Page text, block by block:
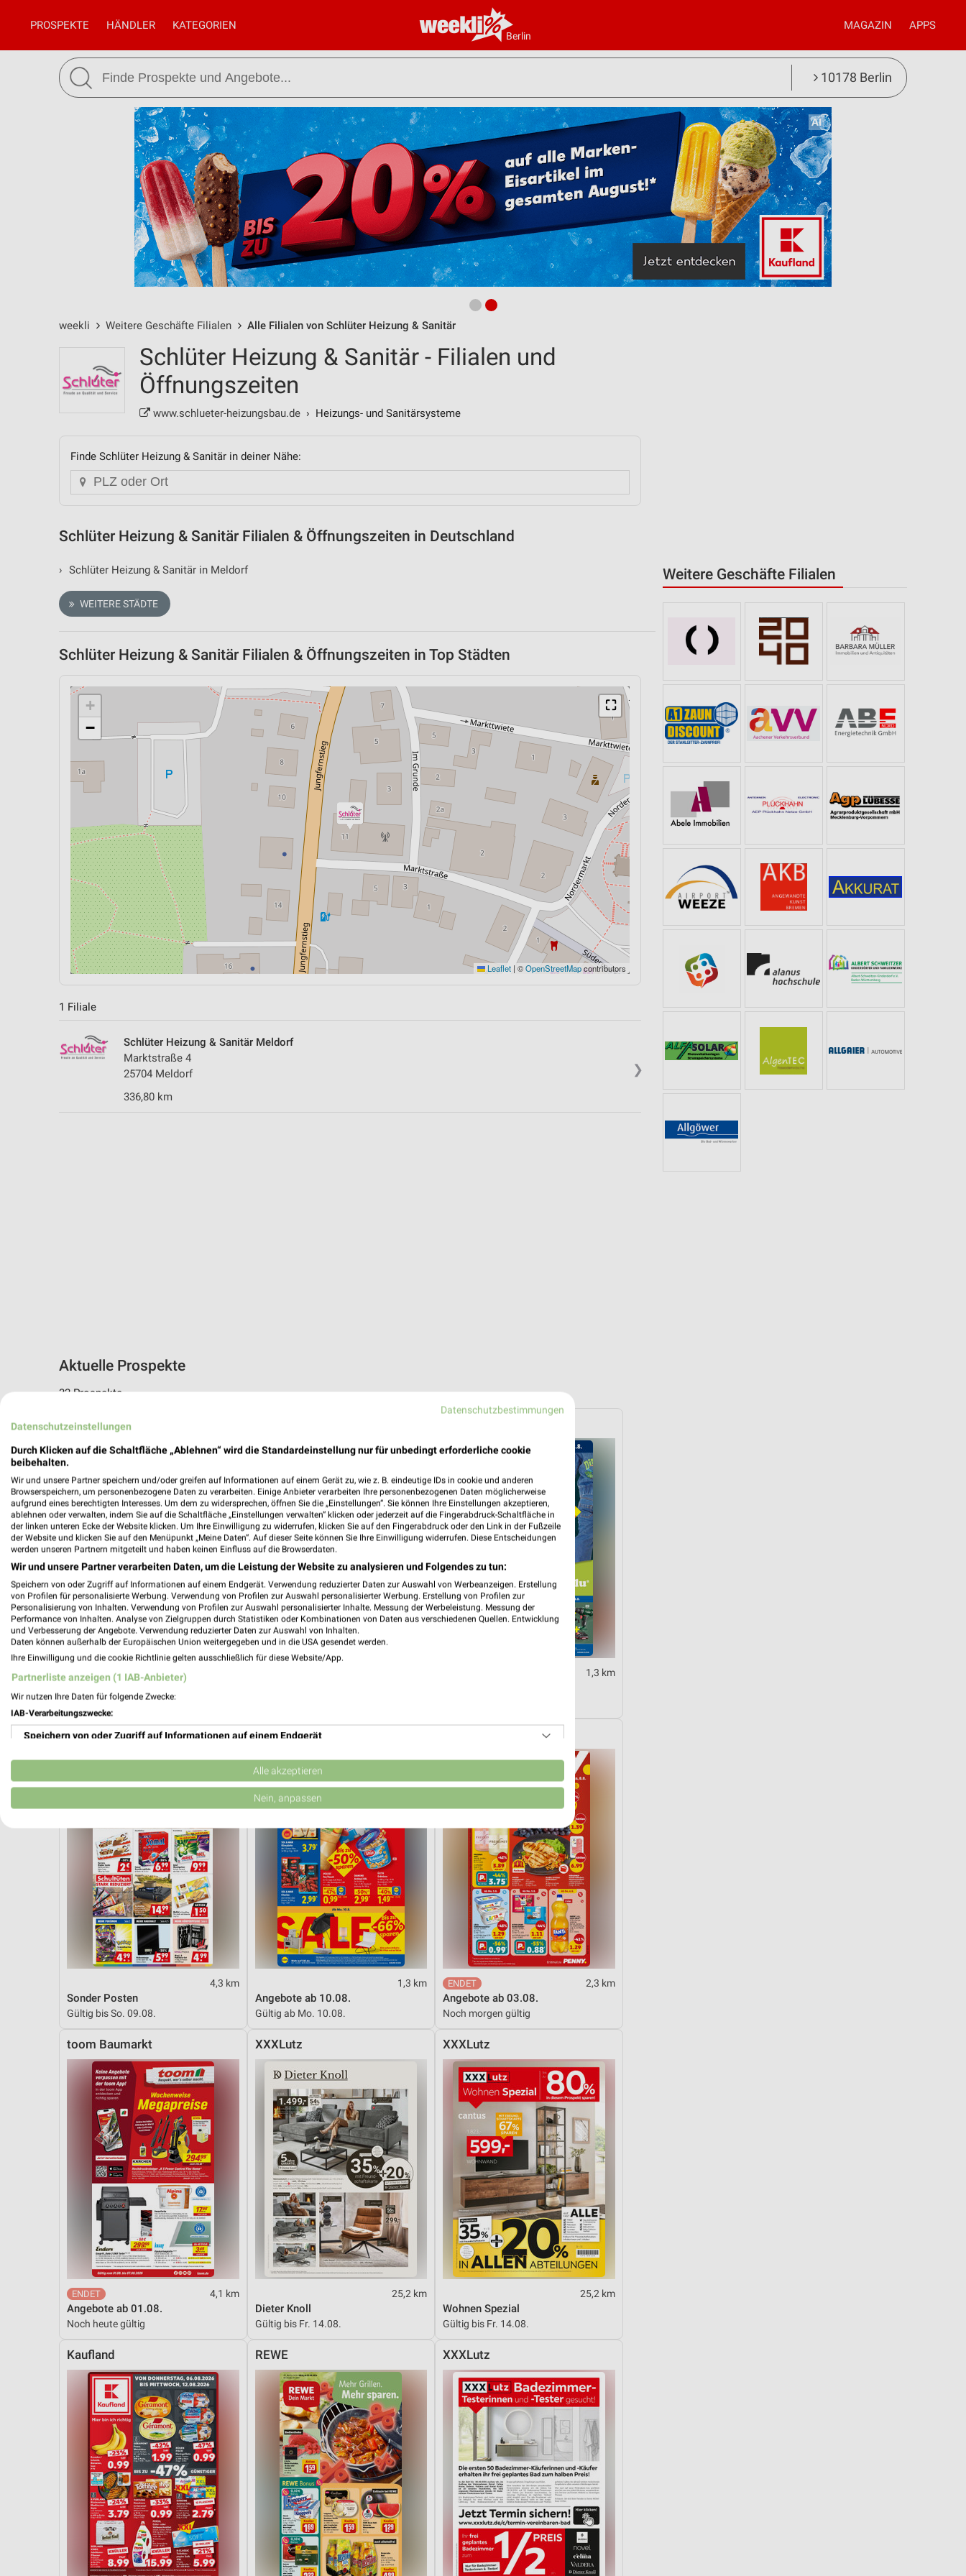
Berlin
PROSPEKTE HÄNDLER KATEGORIEN MAGAZIN APPS
10178 Berlin
weekli Weitere Geschäfte Filialen Alle Filialen von Schlüter Heizung & Sanitär
Weitere Geschäfte Filialen
Schlüter Heizung & Sanitär - Filialen und
Öffnungszeiten
www.schlueter-heizungsbau.de › Heizungs- und Sanitärsysteme
Finde Schlüter Heizung & Sanitär in deiner Nähe:
Schlüter Heizung & Sanitär Filialen & Öffnungszeiten in Deutschland
› Schlüter Heizung & Sanitär in Meldorf
WEITERE STÄDTE
Schlüter Heizung & Sanitär Filialen & Öffnungszeiten in Top Städten
⛶
+
−
Leaflet | ©OpenStreetMapcontributors
1 Filiale
❯
Schlüter Heizung & Sanitär Meldorf
Marktstraße 4
25704 Meldorf
336,80 km
Aktuelle Prospekte
32 Prospekte
hagebaumarkt
Angebote ab 25.07.
Noch morgen gültig
1,3 km
Mäc-Geiz
4,3 km
Sonder Posten
Gültig bis So. 09.08.
Lidl
1,3 km
Angebote ab 10.08.
Gültig ab Mo. 10.08.
2,3 km
Angebote ab 03.08.
Noch morgen gültig
toom Baumarkt
4,1 km
Angebote ab 01.08.
Noch heute gültig
XXXLutz
25,2 km
Dieter Knoll
Gültig bis Fr. 14.08.
XXXLutz
25,2 km
Wohnen Spezial
Gültig bis Fr. 14.08.
Kaufland REWE XXXLutz
Datenschutzbestimmungen
Datenschutzeinstellungen
Durch Klicken auf die Schaltfläche „Ablehnen“ wird die Standardeinstellung nur für unbedingt erforderliche cookie
beibehalten.
Wir und unsere Partner speichern und/oder greifen auf Informationen auf einem Gerät zu, wie z. B. eindeutige IDs in cookie und anderen
Browserspeichern, um personenbezogene Daten zu verarbeiten. Einige Anbieter verarbeiten Ihre personenbezogenen Daten möglicherweise
aufgrund eines berechtigten Interesses. Um dem zu widersprechen, öffnen Sie die „Einstellungen“. Sie können Ihre Einstellungen akzeptieren,
ablehnen oder verwalten, indem Sie auf die Schaltfläche „Einstellungen verwalten“ klicken oder jederzeit auf die Fingerabdruck-Schaltfläche in
der linken unteren Ecke der Website klicken. Um Ihre Einwilligung zu widerrufen, klicken Sie auf den Fingerabdruck oder den Link in der Fußzeile
der Website und klicken Sie auf den Menüpunkt „Meine Daten“. Auf dieser Seite können Sie Ihre Einwilligung widerrufen. Diese Entscheidungen
werden unseren Partnern mitgeteilt und haben keinen Einfluss auf die Browserdaten.
Wir und unsere Partner verarbeiten Daten, um die Leistung der Website zu analysieren und Folgendes zu tun:
Speichern von oder Zugriff auf Informationen auf einem Endgerät. Verwendung reduzierter Daten zur Auswahl von Werbeanzeigen. Erstellung
von Profilen für personalisierte Werbung. Verwendung von Profilen zur Auswahl personalisierter Werbung. Erstellung von Profilen zur
Personalisierung von Inhalten. Verwendung von Profilen zur Auswahl personalisierter Inhalte. Messung der Werbeleistung. Messung der
Performance von Inhalten. Analyse von Zielgruppen durch Statistiken oder Kombinationen von Daten aus verschiedenen Quellen. Entwicklung
und Verbesserung der Angebote. Verwendung reduzierter Daten zur Auswahl von Inhalten.
Daten können außerhalb der Europäischen Union weitergegeben und in die USA gesendet werden.
Ihre Einwilligung und die cookie Richtlinie gelten ausschließlich für diese Website/App.
Partnerliste anzeigen (1 IAB-Anbieter)
Wir nutzen Ihre Daten für folgende Zwecke:
IAB-Verarbeitungszwecke:
Speichern von oder Zugriff auf Informationen auf einem Endgerät
Verwendung reduzierter Daten zur Auswahl von Werbeanzeigen
Erstellung von Profilen für personalisierte Werbung
Erstellung von Profilen zur Personalisierung von Inhalten
Verwendung von Profilen zur Auswahl personalisierter Inhalte
Messung der Werbeleistung
Messung der Performance von Inhalten
Analyse von Zielgruppen durch Statistiken oder Kombinationen von Daten aus verschiedenen
Entwicklung und Verbesserung der Angebote
Verwendung reduzierter Daten zur Auswahl von Inhalten
Verwendung genauer Standortdaten
Geräte anhand von aktiv angeforderten Informationen identifizieren
Nicht-IAB-Verarbeitungszwecke:
Alle akzeptieren
Nein, anpassen